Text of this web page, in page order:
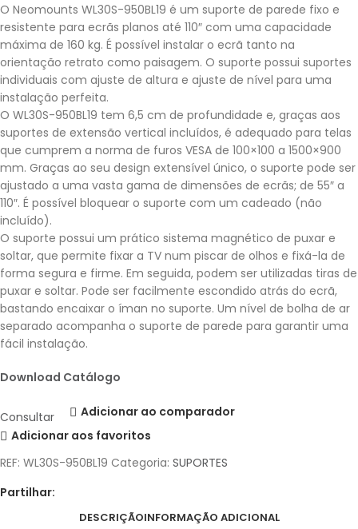
O Neomounts WL30S-950BL19 é um suporte de parede fixo e
resistente para ecrãs planos até 110″ com uma capacidade
máxima de 160 kg. É possível instalar o ecrã tanto na
orientação retrato como paisagem. O suporte possui suportes
individuais com ajuste de altura e ajuste de nível para uma
instalação perfeita.
O WL30S-950BL19 tem 6,5 cm de profundidade e, graças aos
suportes de extensão vertical incluídos, é adequado para telas
que cumprem a norma de furos VESA de 100×100 a 1500×900
mm. Graças ao seu design extensível único, o suporte pode ser
ajustado a uma vasta gama de dimensões de ecrãs; de 55″ a
110″. É possível bloquear o suporte com um cadeado (não
incluído).
O suporte possui um prático sistema magnético de puxar e
soltar, que permite fixar a TV num piscar de olhos e fixá-la de
forma segura e firme. Em seguida, podem ser utilizadas tiras de
puxar e soltar. Pode ser facilmente escondido atrás do ecrã,
bastando encaixar o íman no suporte. Um nível de bolha de ar
separado acompanha o suporte de parede para garantir uma
fácil instalação.
Download Catálogo
Consultar
Adicionar ao comparador
Adicionar aos favoritos
REF: WL30S-950BL19 Categoria: SUPORTES
Partilhar:
DESCRIÇÃOINFORMAÇÃO ADICIONAL